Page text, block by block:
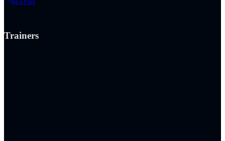
Strike a Pose
Trainers